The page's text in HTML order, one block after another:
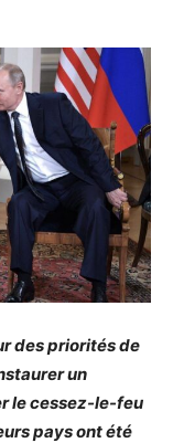
des priorités de
un
le cessez-le-feu
pays ont été